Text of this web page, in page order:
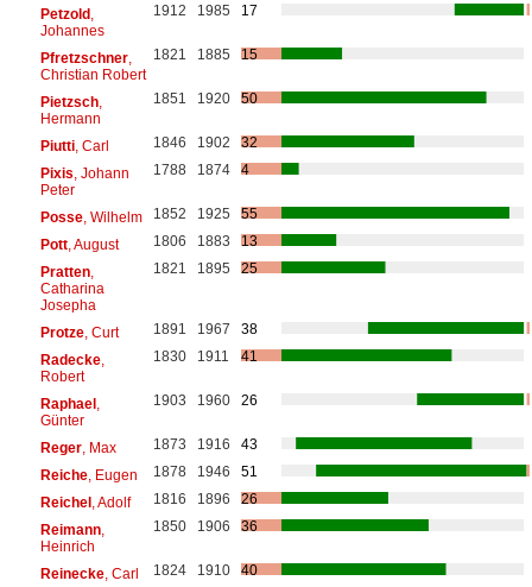
Petzold,
Johannes
1912 1985 17
Pfretzschner,
Christian Robert
1821 1885 15
Pietzsch,
Hermann
1851 1920 50
Piutti, Carl 1846 1902
32
Pixis , Johann
Peter
1788 1874 4
Posse, Wilhelm 1852 1925
55
Pott, August 1806 1883
13
Pratten,
Catharina
Josepha
1821 1895 25
Protze, Curt 1891 1967
38
Radecke,
Robert
1830 1911 41
Raphael,
Günter
1903 1960 26
Reger, Max 1873 1916
43
Reiche, Eugen 1878 1946
51
Reichel, Adolf 1816 1896
26
Reimann,
Heinrich
1850 1906 36
Reinecke, Carl 1824 1910
40